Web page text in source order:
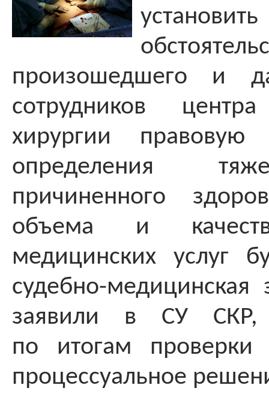
произошедшего и
сотрудников
хирургии
определения
причиненного
объема и
медицинских услуг
судебно-медицинская
заявили в СУ СКР,
по итогам проверки
процессуальное